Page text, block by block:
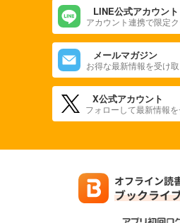
LINE公式アカウント
アカウント連携で限定
メールマガジン
お得な最新情報を受け取
X公式アカウント
フォローして最新情報を